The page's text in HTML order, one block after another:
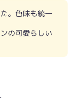
。色味も統一
の可愛らしい